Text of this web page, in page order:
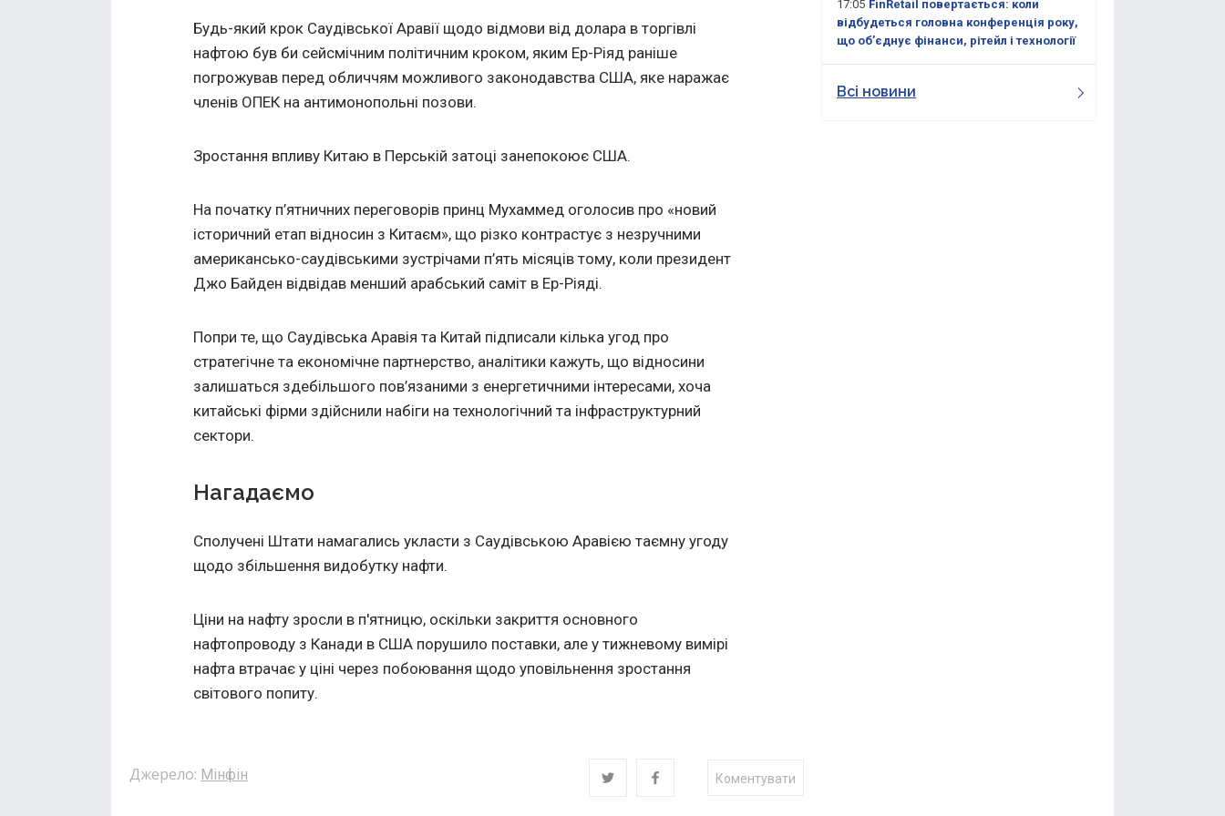
Будь-який крок Саудівської Аравії щодо відмови від долара в торгівлі
нафтою був би сейсмічним політичним кроком, яким Ер-Ріяд раніше
погрожував перед обличчям можливого законодавства США, яке наражає
членів ОПЕК на антимонопольні позови.
Зростання впливу Китаю в Перській затоці занепокоює США.
На початку п’ятничних переговорів принц Мухаммед оголосив про «новий
історичний етап відносин з Китаєм», що різко контрастує з незручними
американсько-саудівськими зустрічами п’ять місяців тому, коли президент
Джо Байден відвідав менший арабський саміт в Ер-Ріяді.
Попри те, що Саудівська Аравія та Китай підписали кілька угод про
стратегічне та економічне партнерство, аналітики кажуть, що відносини
залишаться здебільшого пов’язаними з енергетичними інтересами, хоча
китайські фірми здійснили набіги на технологічний та інфраструктурний
сектори.
Нагадаємо
Сполучені Штати намагались укласти з Саудівською Аравією таємну угоду
щодо збільшення видобутку нафти.
Ціни на нафту зросли в п'ятницю, оскільки закриття основного
нафтопроводу з Канади в США порушило поставки, але у тижневому вимірі
нафта втрачає у ціні через побоювання щодо уповільнення зростання
світового попиту.
Джерело: Мінфін Коментувати
17:05 FinRetail повертається: коли
відбудеться головна конференція року,
що об’єднує фінанси, рітейл і технології
Всі новини